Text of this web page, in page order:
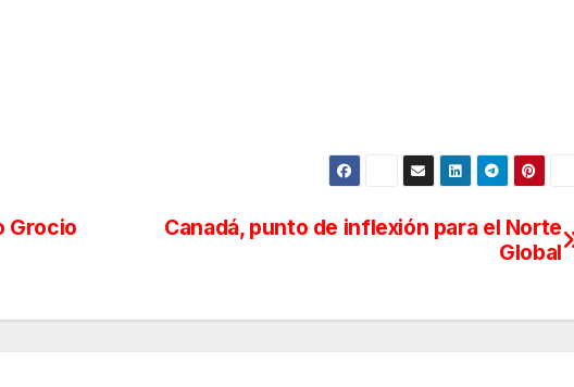
Canadá, punto de inflexión para el Norte
Global
Grocio